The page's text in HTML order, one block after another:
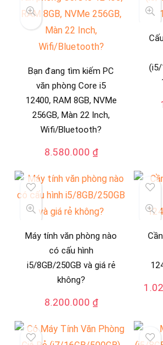
Bạn đang tìm kiếm PC
văn phòng Core i5
12400, RAM 8GB, NVMe
256GB, Màn 22 Inch,
Wifi/Bluetooth?
8.580.000 ₫
(i5/
Máy tính văn phòng nào
có cấu hình
i5/8GB/250GB và giá rẻ
không?
8.200.000 ₫